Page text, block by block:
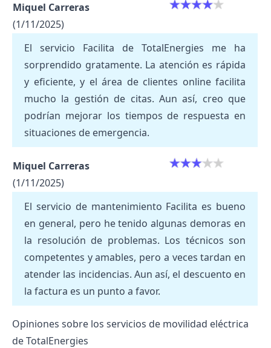
Miquel Carreras
(1/11/2025)
El servicio Facilita de TotalEnergies me ha
sorprendido gratamente. La atención es rápida
y eficiente, y el área de clientes online facilita
mucho la gestión de citas. Aun así, creo que
podrían mejorar los tiempos de respuesta en
situaciones de emergencia.
Miquel Carreras
(1/11/2025)
El servicio de mantenimiento Facilita es bueno
en general, pero he tenido algunas demoras en
la resolución de problemas. Los técnicos son
competentes y amables, pero a veces tardan en
atender las incidencias. Aun así, el descuento en
la factura es un punto a favor.
Opiniones sobre los servicios de movilidad eléctrica
de TotalEnergies